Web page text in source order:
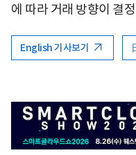
에 따라 거래 방향이 결
English 기사보기